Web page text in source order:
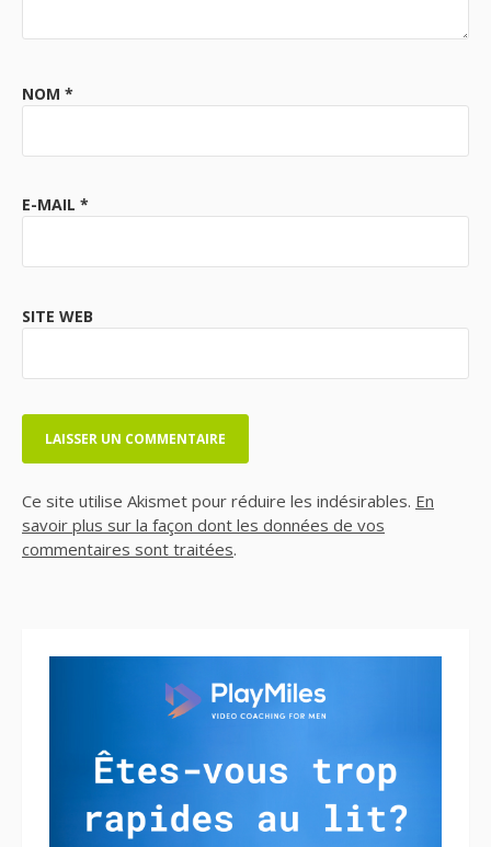
NOM *
E-MAIL *
SITE WEB
Ce site utilise Akismet pour réduire les indésirables. En
savoir plus sur la façon dont les données de vos
commentaires sont traitées.